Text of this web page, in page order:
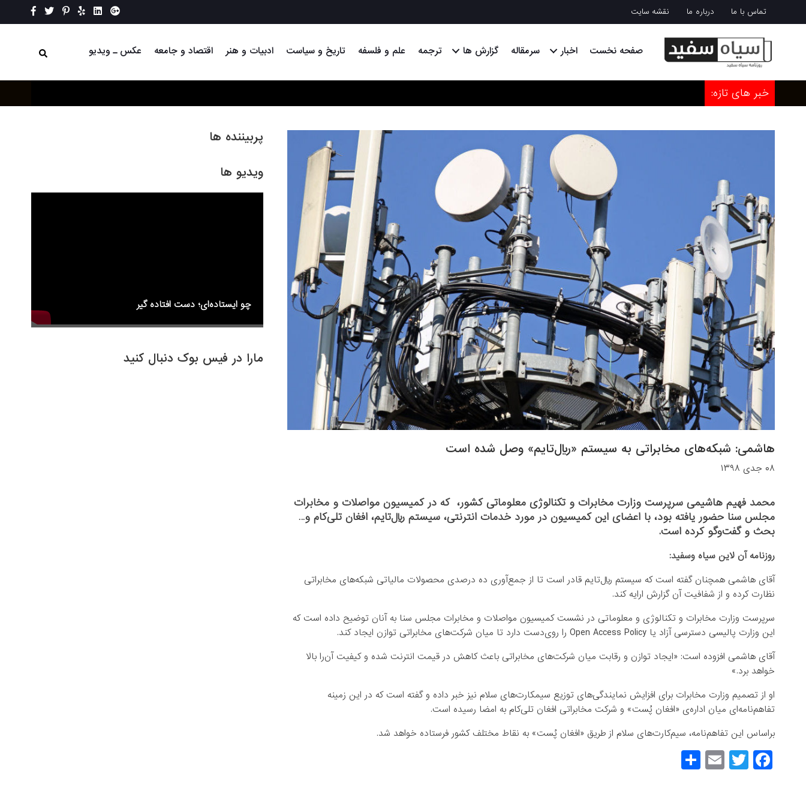
تماس با ما درباره ما نقشه سایت
صفحه نخست اخبار سرمقاله گزارش ها ترجمه علم و فلسفه تاریخ و سیاست ادبیات و هنر اقتصاد و جامعه عکس ـ ویدیو
خبر های تازه:
پربیننده ها
ویدیو ها
چو ایستاده‌ای؛ دست افتاده گیر
مارا در فیس بوک دنبال کنید
هاشمی: شبکه‌های مخابراتی به سیستم «ریال‌تایم» وصل شده است
۰۸ جدی ۱۳۹۸
محمد فهیم هاشیمی سرپرست وزارت مخابرات و تکنالوژی معلوماتی کشور، که در کمیسیون مواصلات و مخابرات
مجلس سنا حضور یافته بود، با اعضای این کمیسیون در مورد خدمات انترنتی، سیستم ریال‌تایم، افغان تلی‌کام و…
بحث و گفت‌وگو کرده است.
روزنامه آن لاین سیاه وسفید:
آقای هاشمی همچنان گفته است که سیستم ریال‌تایم قادر است تا از جمع‌آوری ده درصدی محصولات مالیاتی شبکه‌های مخابراتی
نظارت کرده و از شفافیت آن گزارش ارایه کند.
سرپرست وزارت مخابرات و تکنالوژی و معلوماتی در نشست کمیسیون مواصلات و مخابرات مجلس سنا به آنان توضیح داده است که
این وزارت پالیسی دسترسی آزاد یا Open Access Policy را روی‌دست دارد تا میان شرکت‌های مخابراتی توازن ایجاد کند.
آقای هاشمی افزوده است: «ایجاد توازن و رقابت میان شرکت‌های مخابراتی باعث کاهش در قیمت انترنت شده و کیفیت آن‌را بالا
خواهد برد.»
او از تصمیم وزارت مخابرات برای افزایش نمایندگی‌های توزیع سیمکارت‌های سلام نیز خبر داده و گفته است که در این زمینه
تفاهم‌نامه‌ای میان اداره‌ی «افغان پُست» و شرکت مخابراتی افغان تلی‌کام به امضا رسیده است.
براساس این تفاهم‌نامه، سیم‌کارت‌های سلام از طریق «افغان پُست» به نقاط مختلف کشور فرستاده خواهد شد.
F
a
T
wi
E
m